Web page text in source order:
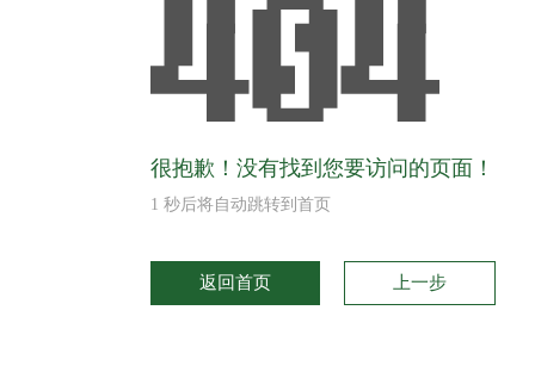
很抱歉！没有找到您要访问的页面！
1 秒后将自动跳转到首页
返回首页 上一步